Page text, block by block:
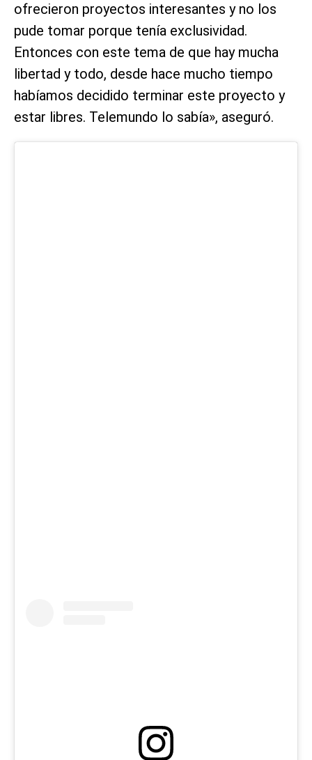
ofrecieron proyectos interesantes y no los
pude tomar porque tenía exclusividad.
Entonces con este tema de que hay mucha
libertad y todo, desde hace mucho tiempo
habíamos decidido terminar este proyecto y
estar libres. Telemundo lo sabía», aseguró.